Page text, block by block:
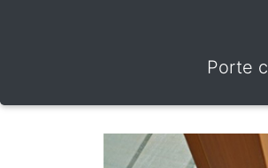
Porte